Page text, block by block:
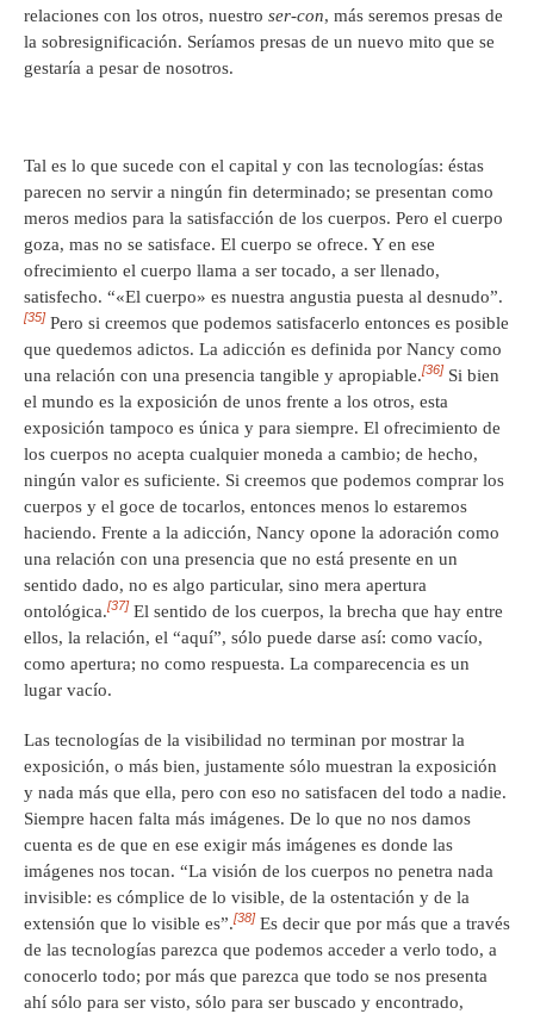
relaciones con los otros, nuestro ser-con, más seremos presas de
la sobresignificación. Seríamos presas de un nuevo mito que se
gestaría a pesar de nosotros.
Tal es lo que sucede con el capital y con las tecnologías: éstas
parecen no servir a ningún fin determinado; se presentan como
meros medios para la satisfacción de los cuerpos. Pero el cuerpo
goza, mas no se satisface. El cuerpo se ofrece. Y en ese
ofrecimiento el cuerpo llama a ser tocado, a ser llenado,
satisfecho. “«El cuerpo» es nuestra angustia puesta al desnudo”.
[35] Pero si creemos que podemos satisfacerlo entonces es posible
que quedemos adictos. La adicción es definida por Nancy como
una relación con una presencia tangible y apropiable.[36] Si bien
el mundo es la exposición de unos frente a los otros, esta
exposición tampoco es única y para siempre. El ofrecimiento de
los cuerpos no acepta cualquier moneda a cambio; de hecho,
ningún valor es suficiente. Si creemos que podemos comprar los
cuerpos y el goce de tocarlos, entonces menos lo estaremos
haciendo. Frente a la adicción, Nancy opone la adoración como
una relación con una presencia que no está presente en un
sentido dado, no es algo particular, sino mera apertura
ontológica.[37] El sentido de los cuerpos, la brecha que hay entre
ellos, la relación, el “aquí”, sólo puede darse así: como vacío,
como apertura; no como respuesta. La comparecencia es un
lugar vacío.
Las tecnologías de la visibilidad no terminan por mostrar la
exposición, o más bien, justamente sólo muestran la exposición
y nada más que ella, pero con eso no satisfacen del todo a nadie.
Siempre hacen falta más imágenes. De lo que no nos damos
cuenta es de que en ese exigir más imágenes es donde las
imágenes nos tocan. “La visión de los cuerpos no penetra nada
invisible: es cómplice de lo visible, de la ostentación y de la
extensión que lo visible es”.[38] Es decir que por más que a través
de las tecnologías parezca que podemos acceder a verlo todo, a
conocerlo todo; por más que parezca que todo se nos presenta
ahí sólo para ser visto, sólo para ser buscado y encontrado,